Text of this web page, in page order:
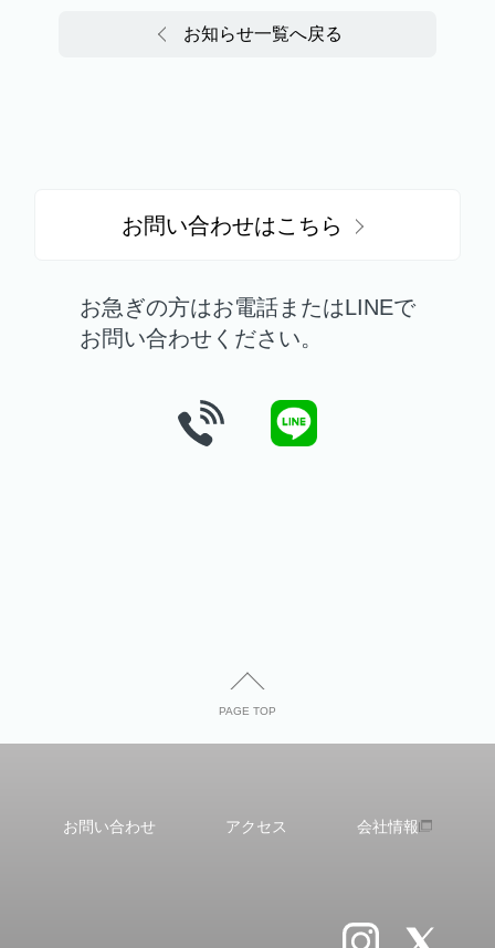
お知らせ一覧へ戻る
お問い合わせはこちら
お急ぎの方はお電話またはLINEで
お問い合わせください。
PAGE TOP
お問い合わせ アクセス 会社情報